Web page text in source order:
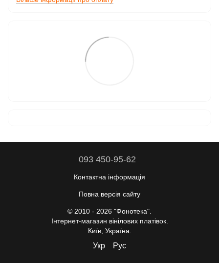
093 450-95-62
Контактна інформація
Повна версія сайту
© 2010 - 2026 "Фонотека".
Інтернет-магазин вінілових платівок.
Київ, Україна.
Укр Рус